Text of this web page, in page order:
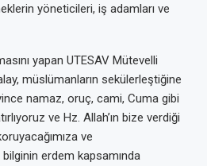
yöneticileri, iş adamları ve
yapan UTESAV Mütevelli
müslümanların sekülerleştiğine
namaz, oruç, cami, Cuma gibi
ve Hz. Allah’ın bize verdiği
ve
erdem kapsamında